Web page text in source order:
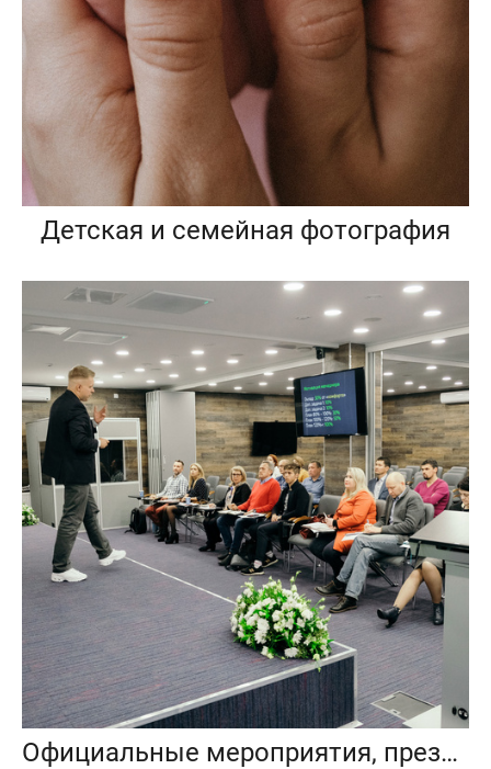
Детская и семейная фотография
Официальные мероприятия, презентации, конференции